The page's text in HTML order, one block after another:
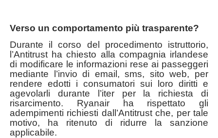
Verso un comportamento più trasparente?
Durante il corso del procedimento istruttorio,
l’Antitrust ha chiesto alla compagnia irlandese
di modificare le informazioni rese ai passeggeri
mediante l’invio di email, sms, sito web, per
rendere edotti i consumatori sui loro diritti e
agevolarli durante l’iter per la richiesta di
risarcimento. Ryanair ha rispettato gli
adempimenti richiesti dall’Antitrust che, per tale
motivo, ha ritenuto di ridurre la sanzione
applicabile.